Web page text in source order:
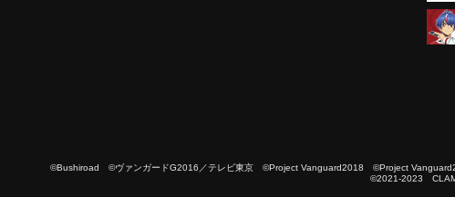
©Bushiroad ©ヴァンガードG2016／テレビ東京 ©Project Vanguard2018 ©Project
©2021-2023